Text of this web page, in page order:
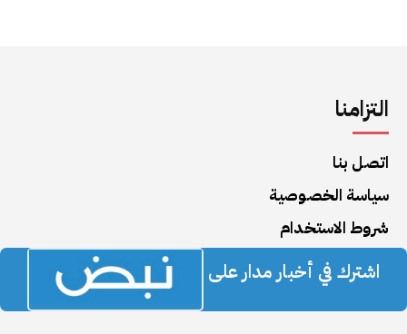
التزامنا
اتصل بنا
سياسة الخصوصية
شروط الاستخدام
اشترك في أخبار مدار على